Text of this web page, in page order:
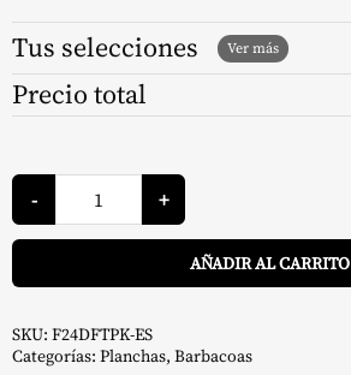
Tus selecciones
Precio total
-
Plancha
Freestyle
-
Napoleon
cantidad
+
AÑADIR AL CARRITO
SKU: F24DFTPK-ES
Categorías: Planchas, Barbacoas